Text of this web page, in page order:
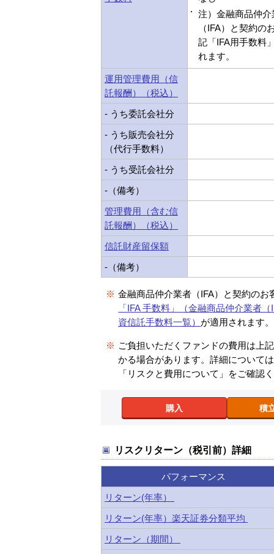
注）金融商品仲介
（IFA）と契約の
記「IFA用手数料
れます。
運用管理費用（信
託報酬）（税込）
- うち委託会社分
- うち販売会社分
（代行手数料）
- うち受託会社分
-（備考）
管理費用（含む信
託報酬）（税込）
信託財産留保額
-（備考）
※ 金融商品仲介業者（IFA）と契約のお
「IFA 手数料」（金融商品仲介業者
資信託手数料一覧） が適用されます。
※ ご負担いただくファンドの費用は上
かる場合があります。詳細について
「リスクと費用について」をご確認
購入 積
リスクリターン（税引前）詳細
パフォーマンス
リターン(年率）
リターン(年率）楽天証券分類平均
リターン（期間）